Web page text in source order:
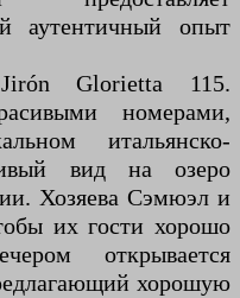
аутентичный опыт
Glorietta 115.
номерами,
итальянско-
вид на озеро
Хозяева Сэмюэл и
их гости хорошо
открывается
хорошую